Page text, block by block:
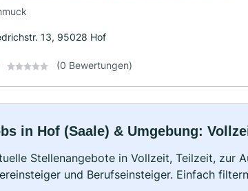
13, 95028 Hof
(0 Bewertungen)
in Hof (Saale) & Umgebung:
Stellenangebote in Vollzeit, Teilzeit, zur
und Berufseinsteiger. Einfach